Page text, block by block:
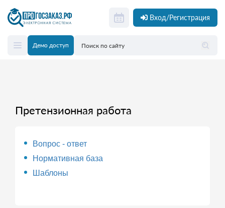
Вход/Регистрация
Демо доступ
Претензионная работа
Вопрос - ответ
Нормативная база
Шаблоны